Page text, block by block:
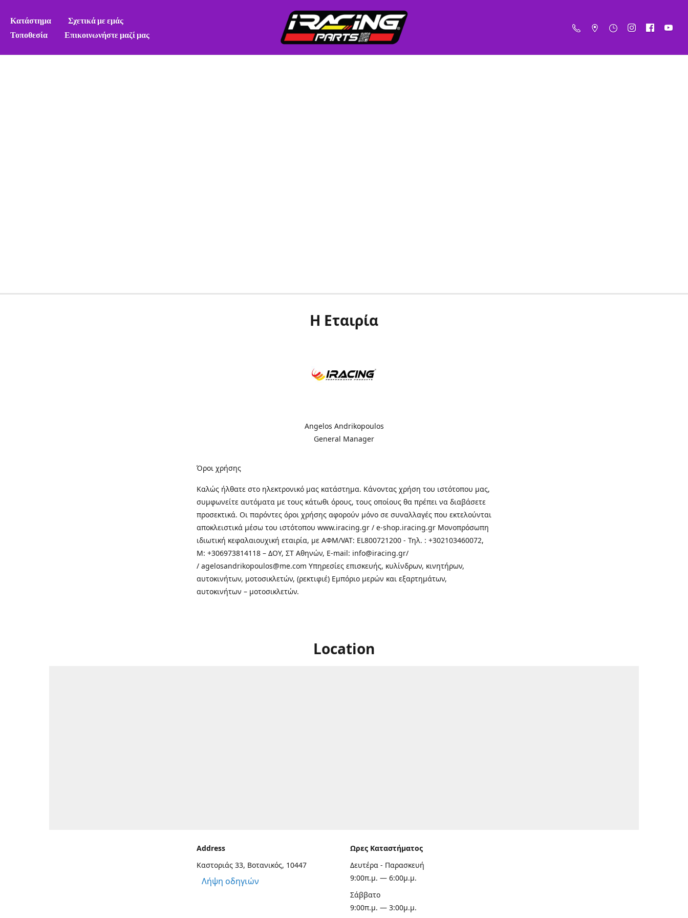
Κατάστημα
Σχετικά με εμάς
Τοποθεσία
Επικοινωνήστε μαζί μας
Η Εταιρία
Angelos Andrikopoulos
General Manager
Όροι χρήσης
Καλώς ήλθατε στo ηλεκτρονικό μας κατάστημα. Κάνοντας χρήση του ιστότοπου μας,
συμφωνείτε αυτόματα με τους κάτωθι όρους, τους οποίους θα πρέπει να διαβάσετε
προσεκτικά. Οι παρόντες όροι χρήσης αφορούν μόνο σε συναλλαγές που εκτελούνται
αποκλειστικά μέσω του ιστότοπου www.iracing.gr / e-shop.iracing.gr Μονοπρόσωπη
ιδιωτική κεφαλαιουχική εταιρία, με ΑΦΜ/VAT: EL800721200 - Τηλ. : +302103460072,
M: +306973814118 – ΔΟΥ, ΣΤ Αθηνών, E-mail: info@iracing.gr/
/ agelosandrikopoulos@me.com Υπηρεσίες επισκευής, κυλίνδρων, κινητήρων,
αυτοκινήτων, μοτοσικλετών, (ρεκτιφιέ) Εμπόριο μερών και εξαρτημάτων,
αυτοκινήτων – μοτοσικλετών.
Location
Address
Καστοριάς 33, Βοτανικός, 10447
Λήψη οδηγιών
Ωρες Καταστήματος
Δευτέρα - Παρασκευή
9:00π.μ. — 6:00μ.μ.
Σάββατο
9:00π.μ. — 3:00μ.μ.